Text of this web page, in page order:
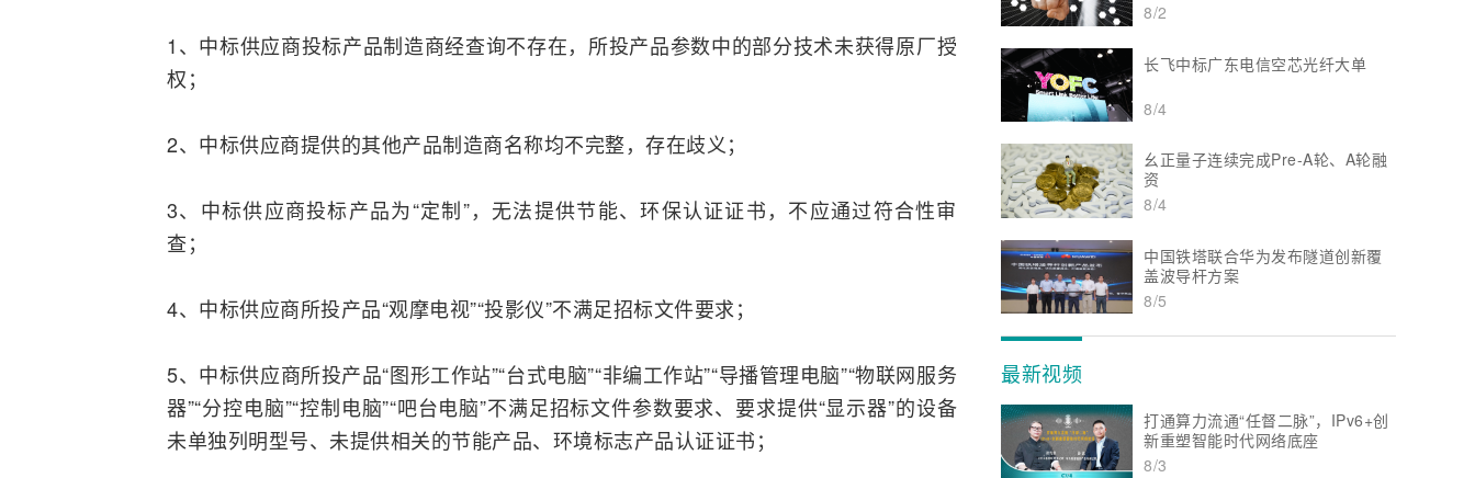
1、中标供应商投标产品制造商经查询不存在，所投产品参数中的部分技术未获得原厂授
权；
2、中标供应商提供的其他产品制造商名称均不完整，存在歧义；
3、中标供应商投标产品为“定制”，无法提供节能、环保认证证书，不应通过符合性审
查；
4、中标供应商所投产品“观摩电视”“投影仪”不满足招标文件要求；
5、中标供应商所投产品“图形工作站”“台式电脑”“非编工作站”“导播管理电脑”“物联网服务
器”“分控电脑”“控制电脑”“吧台电脑”不满足招标文件参数要求、要求提供“显示器”的设备
未单独列明型号、未提供相关的节能产品、环境标志产品认证证书；
8/2
长飞中标广东电信空芯光纤大单
8/4
幺正量子连续完成Pre-A轮、A轮融
资
8/4
中国铁塔联合华为发布隧道创新覆
盖波导杆方案
8/5
最新视频
打通算力流通“任督二脉”，IPv6+创
新重塑智能时代网络底座
8/3